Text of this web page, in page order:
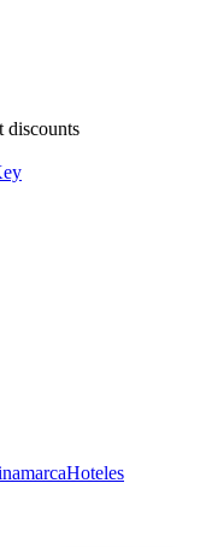
discounts
Hoteles